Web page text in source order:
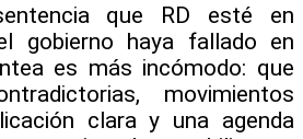
que RD esté en
gobierno haya fallado en
es más incómodo: que
movimientos
clara y una agenda